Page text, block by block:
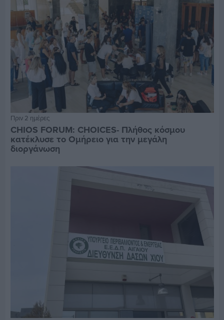
Πριν 2 ημέρες
CHIOS FORUM: CHOICES- Πλήθος κόσμου
κατέκλυσε το Ομήρειο για την μεγάλη
διοργάνωση